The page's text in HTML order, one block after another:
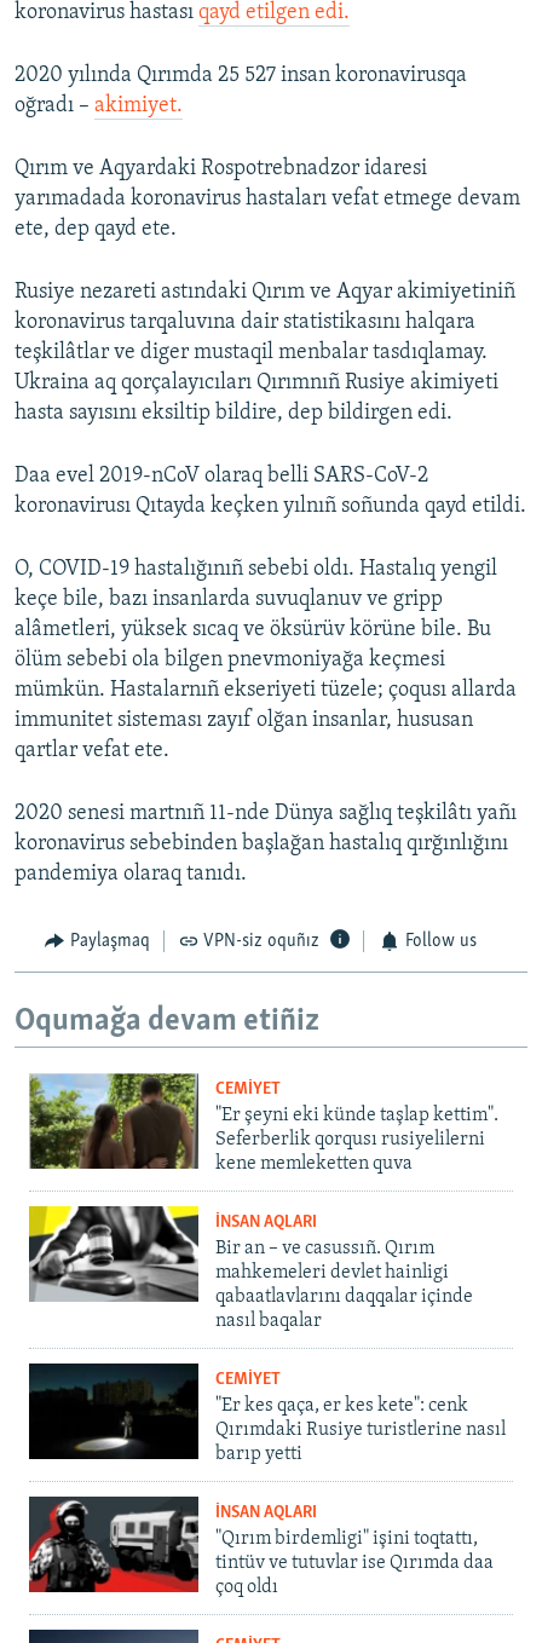
koronavirus hastası qayd etilgen edi.
2020 yılında Qırımda 25 527 insan koronavirusqa
oğradı – akimiyet.
Qırım ve Aqyardaki Rospotrebnadzor idaresi
yarımadada koronavirus hastaları vefat etmege devam
ete, dep qayd ete.
Rusiye nezareti astındaki Qırım ve Aqyar akimiyetiniñ
koronavirus tarqaluvına dair statistikasını halqara
teşkilâtlar ve diger mustaqil menbalar tasdıqlamay.
Ukraina aq qorçalayıcıları Qırımnıñ Rusiye akimiyeti
hasta sayısını eksiltip bildire, dep bildirgen edi.
Daa evel 2019-nCoV olaraq belli SARS-CoV-2
koronavirusı Qıtayda keçken yılnıñ soñunda qayd etildi.
O, COVID-19 hastalığınıñ sebebi oldı. Hastalıq yengil
keçe bile, bazı insanlarda suvuqlanuv ve gripp
alâmetleri, yüksek sıcaq ve öksürüv körüne bile. Bu
ölüm sebebi ola bilgen pnevmoniyağa keçmesi
mümkün. Hastalarnıñ ekseriyeti tüzele; çoqusı allarda
immunitet sisteması zayıf olğan insanlar, hususan
qartlar vefat ete.
2020 senesi martnıñ 11-nde Dünya sağlıq teşkilâtı yañı
koronavirus sebebinden başlağan hastalıq qırğınlığını
pandemiya olaraq tanıdı.
Paylaşmaq VPN-siz oquñız Follow us
Oqumağa devam etiñiz
CEMİYET
"Er şeyni eki künde taşlap kettim".
Seferberlik qorqusı rusiyelilerni
kene memleketten quva
İNSAN AQLARI
Bir an – ve casussıñ. Qırım
mahkemeleri devlet hainligi
qabaatlavlarını daqqalar içinde
nasıl baqalar
CEMİYET
"Er kes qaça, er kes kete": cenk
Qırımdaki Rusiye turistlerine nasıl
barıp yetti
İNSAN AQLARI
"Qırım birdemligi" işini toqtattı,
tintüv ve tutuvlar ise Qırımda daa
çoq oldı